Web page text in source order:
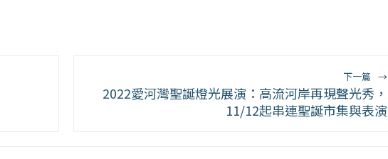
下一篇 →
2022愛河灣聖誕燈光展演：高流河岸再現聲光秀，
11/12起串連聖誕市集與表演